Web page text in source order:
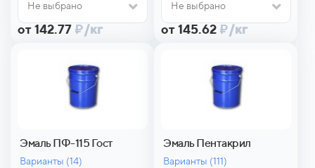
Не выбрано
от 142.77 ₽/кг
Не выбрано
от 145.62 ₽/кг
Эмаль ПФ-115 Гост
Варианты (14)
Эмаль Пентакрил
Варианты (111)